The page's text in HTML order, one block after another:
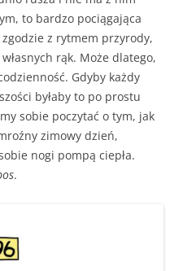
to bardzo pociągająca
z rytmem przyrody,
rąk. Może dlatego,
Gdyby każdy
byłaby to po prostu
sobie poczytać o tym, jak
zimowy dzień,
nogi pompą ciepła.
.